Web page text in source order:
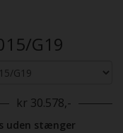
G19
kr 30.578,-
uden stænger